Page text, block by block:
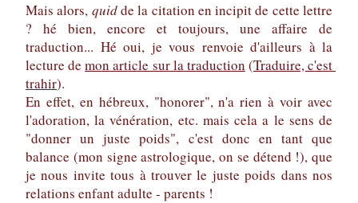
Mais alors, quid de la citation en incipit de cette lettre
? hé bien, encore et toujours, une affaire de
traduction... Hé oui, je vous renvoie d'ailleurs à la
lecture de mon article sur la traduction (Traduire, c'est
trahir).
En effet, en hébreux, "honorer", n'a rien à voir avec
l'adoration, la vénération, etc. mais cela a le sens de
"donner un juste poids", c'est donc en tant que
balance (mon signe astrologique, on se détend !), que
je nous invite tous à trouver le juste poids dans nos
relations enfant adulte - parents !